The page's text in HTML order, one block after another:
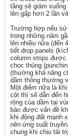
tầng sẽ giảm
lên gấp hơn 2 lần
Trường hợp nếu sử
trong những năm
lên nhiều nữa (đến
tiết drop panels
column strips được
chọc thủng
(thường khả năng
dầm thông thường
Một điểm nữa là
cột thì sẽ dẫn đến
rộng của dầm tại
bảo được vấn đề
khi động đất mạnh
nên ứng suất
chung khi chịu tải